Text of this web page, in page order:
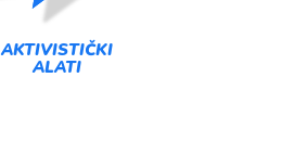
AKTIVISTIČKI
ALATI